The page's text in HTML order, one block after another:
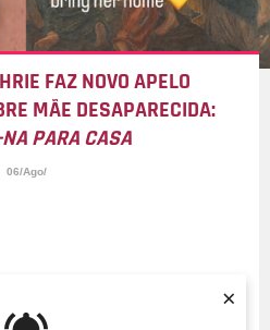
×
FAZ NOVO APELO
MÃE DESAPARECIDA:
PARA CASA
06/Ago/